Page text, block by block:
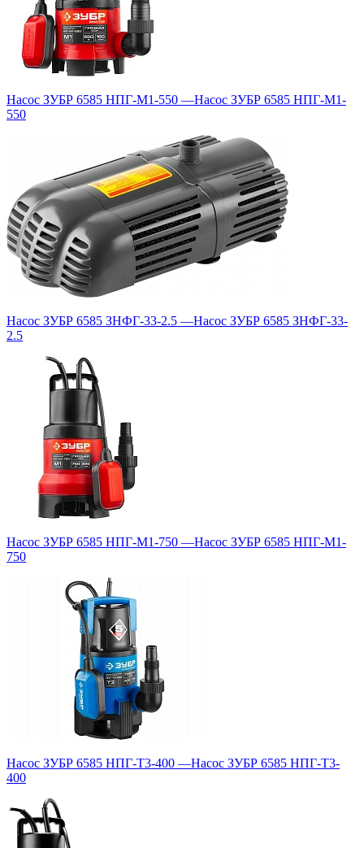
Насос ЗУБР 6585 НПГ-М1-550 —Насос ЗУБР 6585 НПГ-М1-
550
Насос ЗУБР 6585 ЗНФГ-33-2.5 —Насос ЗУБР 6585 ЗНФГ-33-
2.5
Насос ЗУБР 6585 НПГ-М1-750 —Насос ЗУБР 6585 НПГ-М1-
750
Насос ЗУБР 6585 НПГ-Т3-400 —Насос ЗУБР 6585 НПГ-Т3-
400